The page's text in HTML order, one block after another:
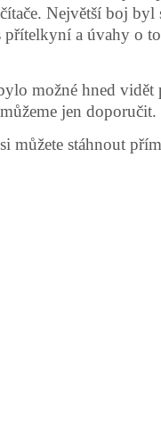
Největší boj
a úvahy o
možné hned vidět
jen doporučit.
můžete stáhnout